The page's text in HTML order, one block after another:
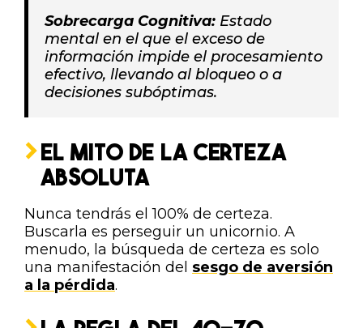
Sobrecarga Cognitiva: Estado
mental en el que el exceso de
información impide el procesamiento
efectivo, llevando al bloqueo o a
decisiones subóptimas.
EL MITO DE LA CERTEZA
ABSOLUTA
Nunca tendrás el 100% de certeza.
Buscarla es perseguir un unicornio. A
menudo, la búsqueda de certeza es solo
una manifestación del sesgo de aversión
a la pérdida.